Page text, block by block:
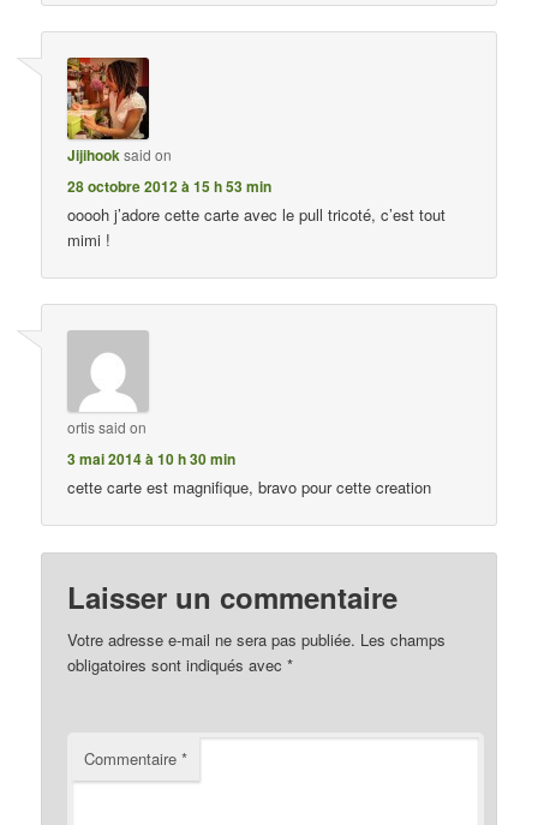
Jijihooksaid on
28 octobre 2012 à 15 h 53 min
ooooh j’adore cette carte avec le pull tricoté, c’est tout
mimi !
ortissaid on
3 mai 2014 à 10 h 30 min
cette carte est magnifique, bravo pour cette creation
Laisser un commentaire
Votre adresse e-mail ne sera pas publiée. Les champs
obligatoires sont indiqués avec*
Commentaire*